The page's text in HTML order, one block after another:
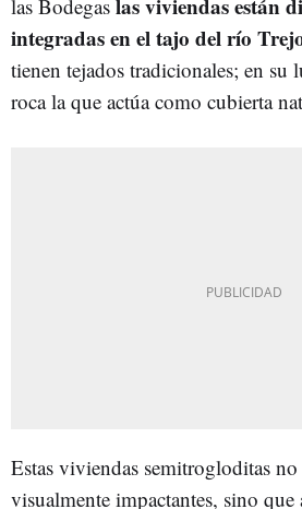
las Bodegas
integradas en el tajo del río
tienen tejados tradicionales; en su
roca la que actúa como cubierta
Estas viviendas semitrogloditas
visualmente impactantes, sino que